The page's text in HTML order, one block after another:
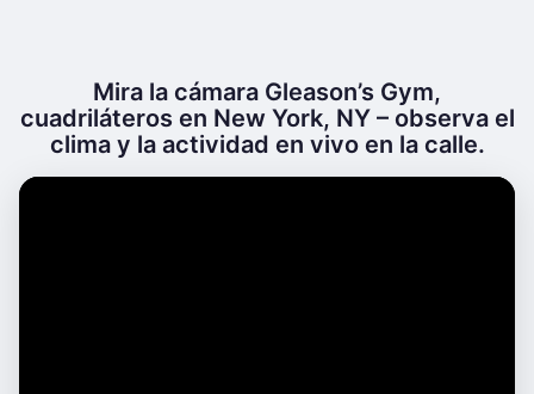
Mira la cámara Gleason’s Gym,
cuadriláteros en New York, NY – observa el
clima y la actividad en vivo en la calle.